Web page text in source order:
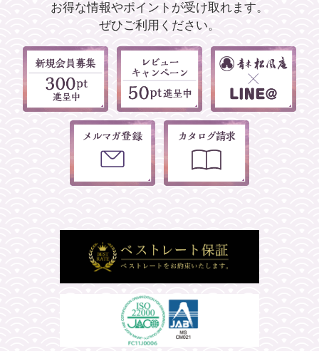
お得な情報やポイントが受け取れます。
ぜひご利用ください。